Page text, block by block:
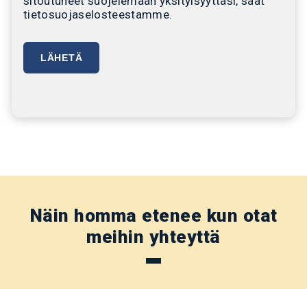
tietosuojaselosteestamme.
Näin homma etenee kun otat
meihin yhteyttä